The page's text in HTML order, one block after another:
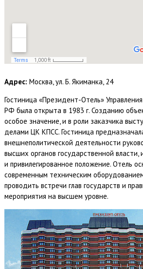
Адрес: Москва, ул. Б. Якиманка, 24
Гостиница «Президент-Отель»
РФ была открыта в 1983 г. Созданию
особое значение, и в роли заказчика
делами ЦК КПСС. Гостиница
внешнеполитической деятельности
высших органов государственной власти,
и привилегированное положение. Отель
современным техническим
проводить встречи глав государств и
мероприятия на высшем уровне.